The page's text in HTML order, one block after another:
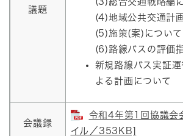
議題
(4)地域公共交通計
(5)施策(案)について
(6)路線バスの評価
新規路線バス実証
よる計画について
会議録
令和4年第1回協議会
イル／353KB]